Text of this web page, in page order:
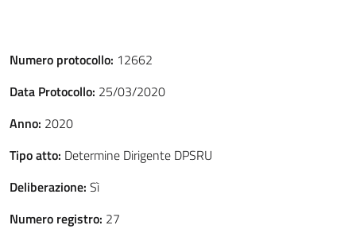
Numero protocollo: 12662
Data Protocollo: 25/03/2020
Anno: 2020
Tipo atto: Determine Dirigente DPSRU
Deliberazione: Sì
Numero registro: 27